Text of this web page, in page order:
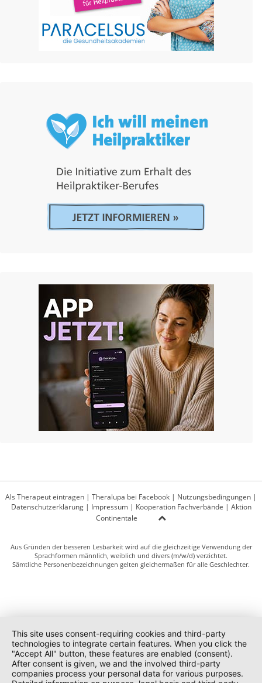
Als Therapeut eintragen | Theralupa bei Facebook | Nutzungsbedingungen |
Datenschutzerklärung| Impressum| Kooperation Fachverbände | Aktion
Continentale
Aus Gründen der besseren Lesbarkeit wird auf die gleichzeitige Verwendung der
Sprachformen männlich, weiblich und divers (m/w/d) verzichtet.
Sämtliche Personenbezeichnungen gelten gleichermaßen für alle Geschlechter.
This site uses consent-requiring cookies and third-party
technologies to integrate certain features. When you click the
"Accept All" button, these features are enabled (consent).
After consent is given, we and the involved third-party
companies process your personal data for various purposes.